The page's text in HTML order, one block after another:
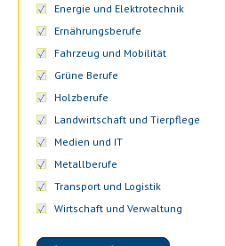
Energie und Elektrotechnik
Ernährungsberufe
Fahrzeug und Mobilität
Grüne Berufe
Holzberufe
Landwirtschaft und Tierpflege
Medien und IT
Metallberufe
Transport und Logistik
Wirtschaft und Verwaltung